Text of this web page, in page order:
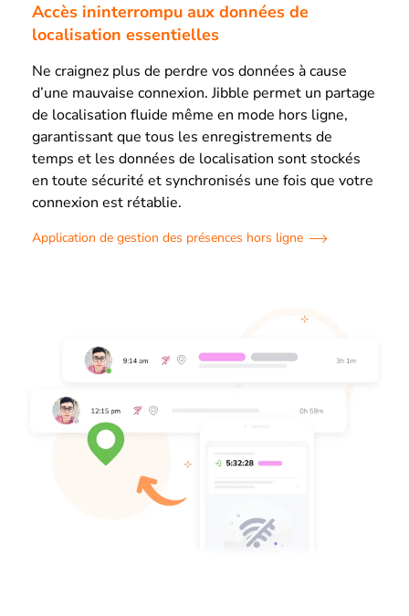
Accès ininterrompu aux données de
localisation essentielles
Ne craignez plus de perdre vos données à cause
d’une mauvaise connexion. Jibble permet un partage
de localisation fluide même en mode hors ligne,
garantissant que tous les enregistrements de
temps et les données de localisation sont stockés
en toute sécurité et synchronisés une fois que votre
connexion est rétablie.
Application de gestion des présences hors ligne